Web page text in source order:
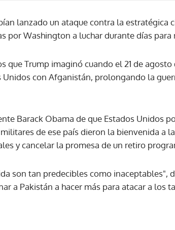
Gracias por suscribirte a nuestro boletín.
ACEPTAR
lanzado un ataque contra la estratégica
por Washington a luchar durante días para
que Trump imaginó cuando el 21 de
con Afganistán, prolongando la
Barack Obama de que Estados Unidos
de ese país dieron la bienvenida a
y cancelar la promesa de un retiro
son tan predecibles como inaceptables",
a Pakistán a hacer más para atacar a los